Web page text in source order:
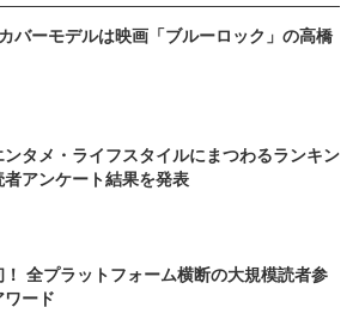
バーモデルは映画「ブルーロック」の高橋
タメ・ライフスタイルにまつわるランキン
者アンケート結果を発表
全プラットフォーム横断の大規模読者参
ード